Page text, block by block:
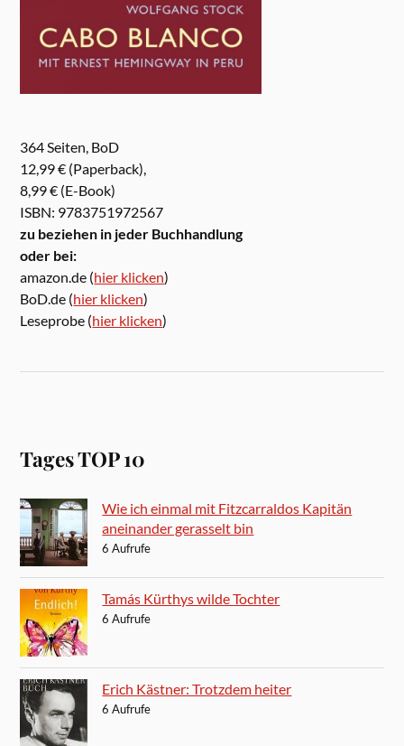
364 Seiten, BoD
12,99 € (Paperback),
8,99 € (E-Book)
ISBN: 9783751972567
zu beziehen in jeder Buchhandlung
oder bei:
amazon.de (hier klicken)
BoD.de (hier klicken)
Leseprobe (hier klicken)
Tages TOP 10
Wie ich einmal mit Fitzcarraldos Kapitän
aneinander gerasselt bin
6 Aufrufe
Tamás Kürthys wilde Tochter
6 Aufrufe
Erich Kästner: Trotzdem heiter
6 Aufrufe